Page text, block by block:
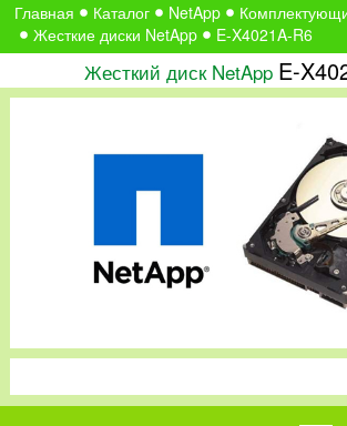
Главная Каталог NetApp
Жесткие диски NetApp
E-X4021A-R6
Жесткий диск NetApp E-